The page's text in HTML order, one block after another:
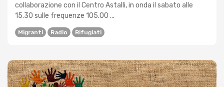
collaborazione con il Centro Astalli, in onda il sabato alle
15.30 sulle frequenze 105.00 ...
Migranti Radio Rifugiati